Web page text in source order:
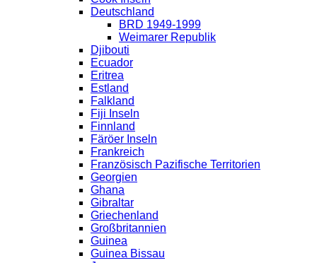
Deutschland
BRD 1949-1999
Weimarer Republik
Djibouti
Ecuador
Eritrea
Estland
Falkland
Fiji Inseln
Finnland
Färöer Inseln
Frankreich
Französisch Pazifische Territorien
Georgien
Ghana
Gibraltar
Griechenland
Großbritannien
Guinea
Guinea Bissau